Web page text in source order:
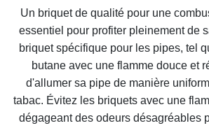
Un briquet de qualité pour une
essentiel pour profiter pleinement de
briquet spécifique pour les pipes, tel
butane avec une flamme douce et
d'allumer sa pipe de manière
tabac. Évitez les briquets avec une
dégageant des odeurs désagréables